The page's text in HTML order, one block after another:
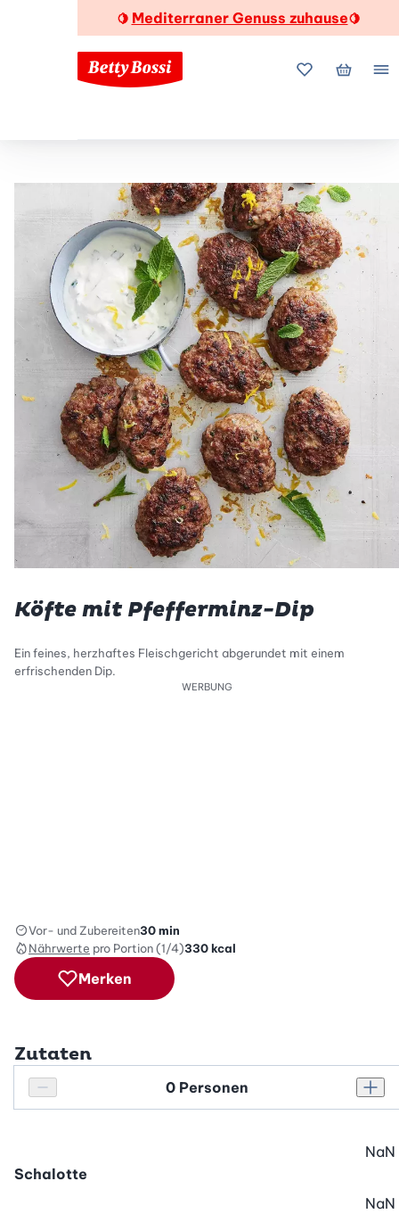
🍋 Mediterraner Genuss zuhause🍋
MeineMein
Köfte mit Pfefferminz-Dip
Ein feines, herzhaftes Fleischgericht abgerundet mit einem
erfrischenden Dip.
WERBUNG
Vor- und Zubereiten30 min
Nährwerte pro Portion (1/4)330kcal
Merken
Zutaten
Personenanzahl verringern
Personenanzahl
Schalotte
NaN
NaN